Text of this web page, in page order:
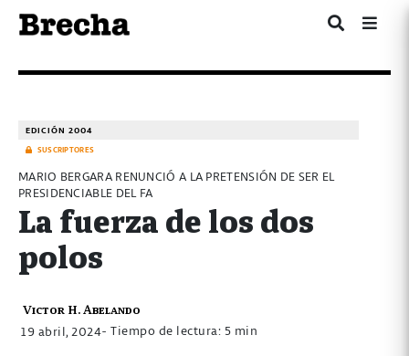
EDICIÓN 2004
SUSCRIPTORES
MARIO BERGARA RENUNCIÓ A LA PRETENSIÓN DE SER EL
PRESIDENCIABLE DEL FA
La fuerza de los dos
polos
Victor H. Abelando
19 abril, 2024- Tiempo de lectura: 5 min